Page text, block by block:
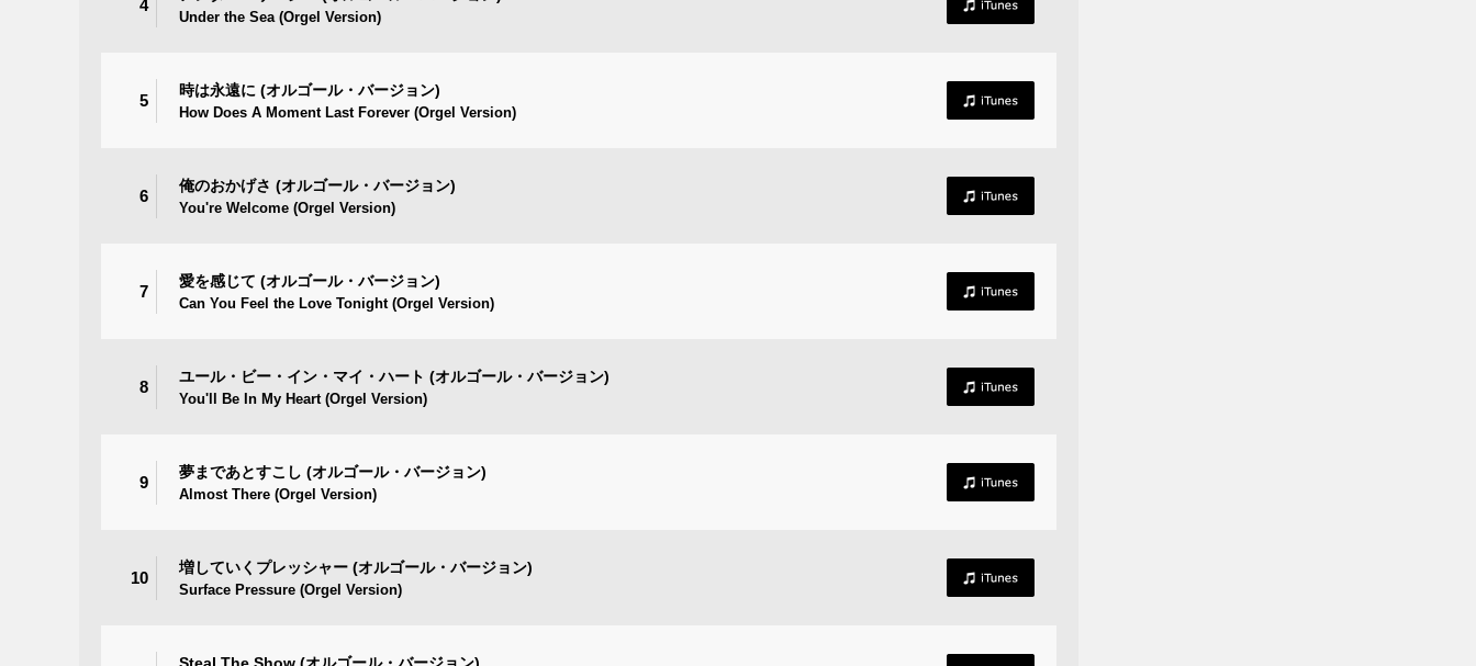
4
Under the Sea (Orgel Version)
5
時は永遠に (オルゴール・バージョン)
How Does A Moment Last Forever (Orgel Version)
6
俺のおかげさ (オルゴール・バージョン)
You're Welcome (Orgel Version)
7
愛を感じて (オルゴール・バージョン)
Can You Feel the Love Tonight (Orgel Version)
8
ユール・ビー・イン・マイ・ハート (オルゴール・バージョン)
You'll Be In My Heart (Orgel Version)
9
夢まであとすこし (オルゴール・バージョン)
Almost There (Orgel Version)
10
増していくプレッシャー (オルゴール・バージョン)
Surface Pressure (Orgel Version)
Steal The Show (オルゴール・バージョン)